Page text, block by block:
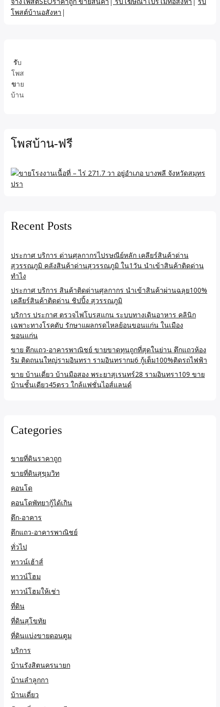
โพสต์บ้านอสังหา |
รับ
โพส
ขาย
บ้าน
โพสบ้าน-ฟรี
Recent Posts
ประกาศ บริการ ด่านศุลกากรไปรษณีย์หลัก เคลียร์สินค้าด่าน
สุวรรณภูมิ คลังสินค้าด่านสุวรรณภูมิ ใน1วัน นำเข้าสินค้าติดด่าน
ทำไง
ประกาศ บริการ สินค้าติดด่านศุลกากร นำเข้าสินค้าผ่านฉลุย100%
เคลียร์สินค้าติดด่าน ชิปปิ้ง สุวรรณภูมิ
บริการ ประกาศ ตรวจไฟโบรสแกน ระบบทางเดินอาหาร คลินิก
เฉพาะทางโรคตับ รักษาแผลกรดไหลย้อนขอนแก่น ในเมือง
ขอนแก่น
ขาย ตึกแถว-อาคารพาณิชย์ ขายขาดทุนถูกที่สุดในย่าน ตึกแถวห้อง
ริม ติดถนนใหญ่รามอินทรา รามอินทรากม6 กู้เต็ม100%ติดรถไฟฟ้า
ขาย บ้านเดี่ยว บ้านมือสอง พระยาสุเรนทร์28 รามอินทรา109 ขาย
บ้านชั้นเดียว45ตรว ใกล้แฟชั่นไอส์แลนด์
Categories
ขายที่ดินราคาถูก
ขายที่ดินสุขุมวิท
คอนโด
คอนโดพัทยากู้ได้เกิน
ตึก-อาคาร
ตึกแถว-อาคารพาณิชย์
ทั่วไป
ทาวน์เฮ้าส์
ทาวน์โฮม
ทาวน์โฮมให้เช่า
ที่ดิน
ที่ดินสุโขทัย
ที่ดินแบ่งขายดอนตูม
บริการ
บ้านรังสิตนครนายก
บ้านลำลูกกา
บ้านเดี่ยว